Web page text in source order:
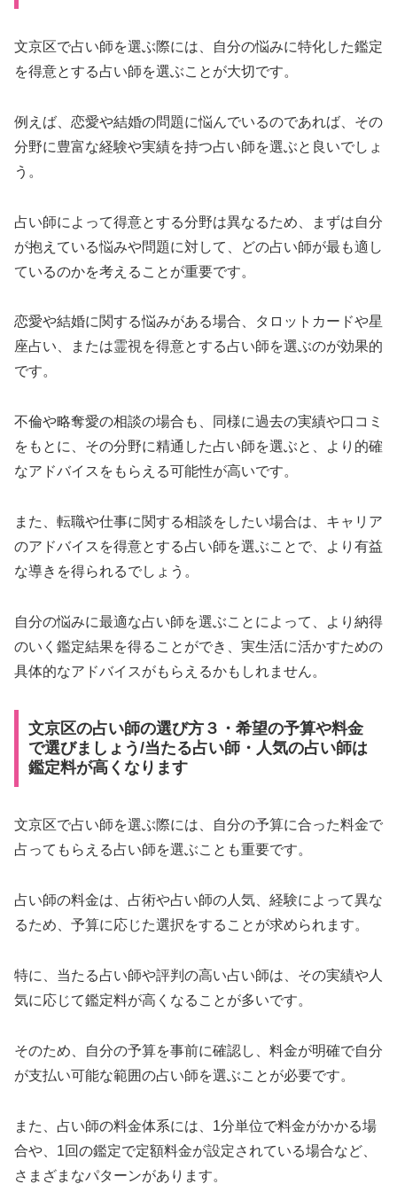
文京区で占い師を選ぶ際には、自分の悩みに特化した鑑定
を得意とする占い師を選ぶことが大切です。
例えば、恋愛や結婚の問題に悩んでいるのであれば、その
分野に豊富な経験や実績を持つ占い師を選ぶと良いでしょ
う。
占い師によって得意とする分野は異なるため、まずは自分
が抱えている悩みや問題に対して、どの占い師が最も適し
ているのかを考えることが重要です。
恋愛や結婚に関する悩みがある場合、タロットカードや星
座占い、または霊視を得意とする占い師を選ぶのが効果的
です。
不倫や略奪愛の相談の場合も、同様に過去の実績や口コミ
をもとに、その分野に精通した占い師を選ぶと、より的確
なアドバイスをもらえる可能性が高いです。
また、転職や仕事に関する相談をしたい場合は、キャリア
のアドバイスを得意とする占い師を選ぶことで、より有益
な導きを得られるでしょう。
自分の悩みに最適な占い師を選ぶことによって、より納得
のいく鑑定結果を得ることができ、実生活に活かすための
具体的なアドバイスがもらえるかもしれません。
文京区の占い師の選び方３・希望の予算や料金
で選びましょう/当たる占い師・人気の占い師は
鑑定料が高くなります
文京区で占い師を選ぶ際には、自分の予算に合った料金で
占ってもらえる占い師を選ぶことも重要です。
占い師の料金は、占術や占い師の人気、経験によって異な
るため、予算に応じた選択をすることが求められます。
特に、当たる占い師や評判の高い占い師は、その実績や人
気に応じて鑑定料が高くなることが多いです。
そのため、自分の予算を事前に確認し、料金が明確で自分
が支払い可能な範囲の占い師を選ぶことが必要です。
また、占い師の料金体系には、1分単位で料金がかかる場
合や、1回の鑑定で定額料金が設定されている場合など、
さまざまなパターンがあります。